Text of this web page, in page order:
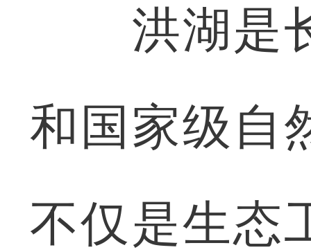
洪湖是长
和国家级自
不仅是生态